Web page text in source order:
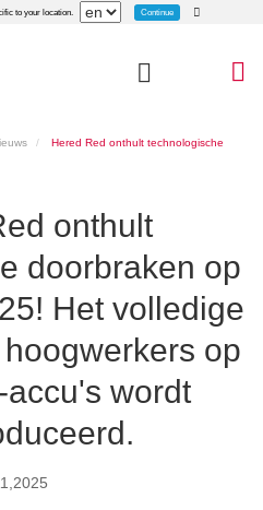
to your location. Continue
onthult
doorbraken op
Het volledige
op
wordt